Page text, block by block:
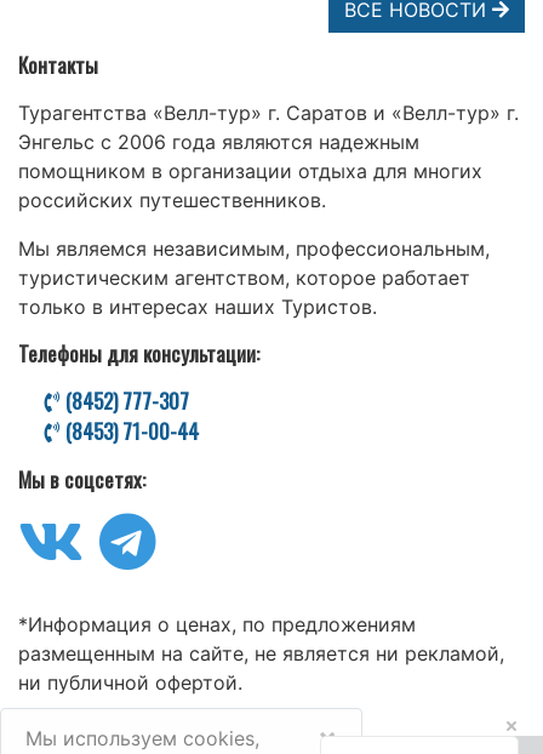
ВСЕ НОВОСТИ
Контакты
Турагентства «Велл-тур» г. Саратов и «Велл-тур» г.
Энгельс с 2006 года являются надежным
помощником в организации отдыха для многих
российских путешественников.
Мы являемся независимым, профессиональным,
туристическим агентством, которое работает
только в интересах наших Туристов.
Телефоны для консультации:
(8452) 777-307
(8453) 71-00-44
Мы в соцсетях:
*Информация о ценах, по предложениям
размещенным на сайте, не является ни рекламой,
ни публичной офертой.
Мы используем cookies, ×